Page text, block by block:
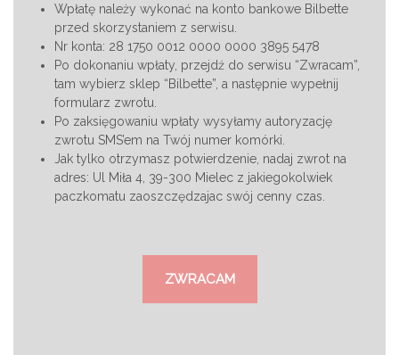
Wpłatę należy wykonać na konto bankowe Bilbette
przed skorzystaniem z serwisu.
Nr konta: 28 1750 0012 0000 0000 3895 5478
Po dokonaniu wpłaty, przejdź do serwisu “Zwracam”,
tam wybierz sklep “Bilbette”, a następnie wypełnij
formularz zwrotu.
Po zaksięgowaniu wpłaty wysyłamy autoryzację
zwrotu SMS’em na Twój numer komórki.
Jak tylko otrzymasz potwierdzenie, nadaj zwrot na
adres: Ul Miła 4, 39-300 Mielec z jakiegokolwiek
paczkomatu zaoszczędzajac swój cenny czas.
ZWRACAM